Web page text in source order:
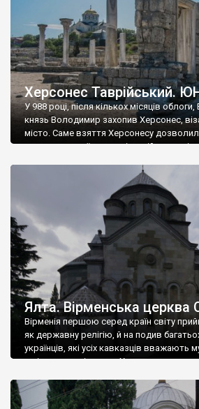
Херсонес Таврійський.
У 988 році, після кількох місяців
князь Володимир захопив Херсонес,
місто. Саме взяття Херсонесу
диктувати свої умови візантійському
Херсонесі Володимир-язичник, став
А потім було Хрещення Русі. На честь
Ялта. Вірменська церква
Вірменія першою серед країн світу
як державну релігію, й на подив
українців, які усіх кавказців вважають
є відданими вірянами Христа